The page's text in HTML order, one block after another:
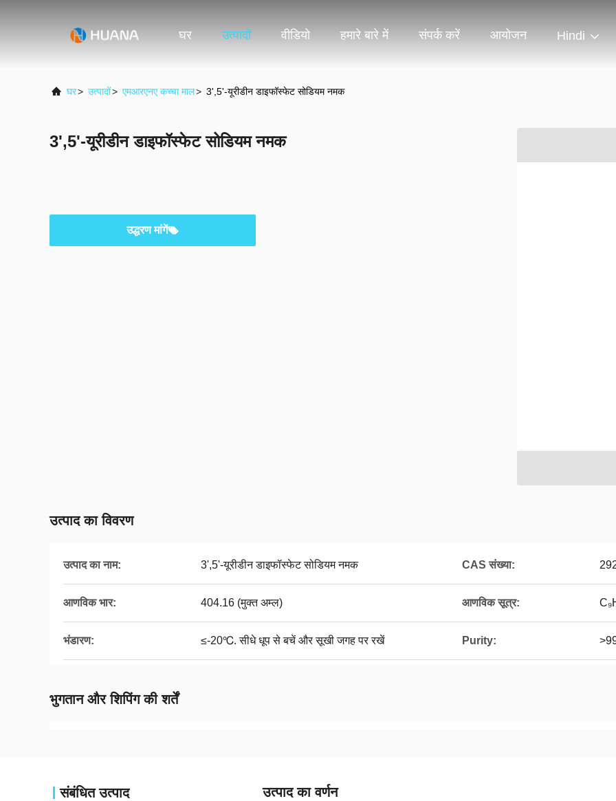
घर उत्पादों वीडियो हमारे बारे में संपर्क करें आयोजन Hindi
घर> उत्पादों> एमआरएनए कच्चा माल> 3',5'-यूरीडीन डाइफॉस्फेट सोडियम नमक
3',5'-यूरीडीन डाइफॉस्फेट सोडियम नमक
उद्धरण मांगें
उत्पाद का विवरण
उत्पाद का नाम: 3',5'-यूरीडीन डाइफॉस्फेट सोडियम नमक CAS संख्या:
आणविक भार: 404.16 (मुक्त अम्ल) आणविक सूत्र:
भंडारण: ≤-20℃. सीधे धूप से बचें और सूखी जगह पर रखें Purity:
भुगतान और शिपिंग की शर्तें
संबंधित उत्पाद उत्पाद का वर्णन